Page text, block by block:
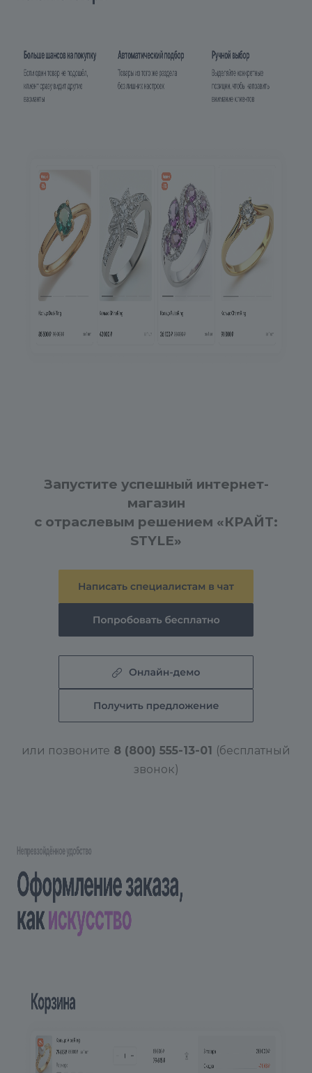
Запустите успешный интернет-
магазин
с отраслевым решением «КРАЙТ:
STYLE»
или позвоните 8 (800) 555-13-01 (бесплатный
звонок)